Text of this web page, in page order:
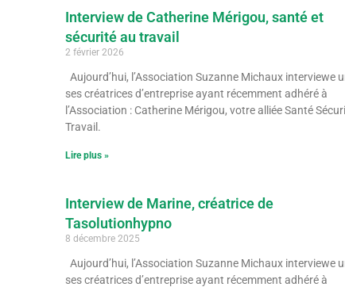
Interview de Catherine Mérigou, santé et
sécurité au travail
2 février 2026
Aujourd’hui, l’Association Suzanne Michaux interviewe
ses créatrices d’entreprise ayant récemment adhéré à
l’Association : Catherine Mérigou, votre alliée Santé
Travail.
Lire plus »
Interview de Marine, créatrice de
Tasolutionhypno
8 décembre 2025
Aujourd’hui, l’Association Suzanne Michaux interviewe
ses créatrices d’entreprise ayant récemment adhéré à